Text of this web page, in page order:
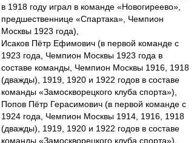
в 1918 году играл в команде «Новогиреево»,
предшественнице «Спартака», Чемпион
Москвы 1923 года),
Исаков Пётр Ефимович (в первой команде с
1923 года, Чемпион Москвы 1923 года в
составе команды, Чемпион Москвы 1916, 1918
(дважды), 1919, 1920 и 1922 годов в составе
команды «Замоскворецкого клуба спорта»),
Попов Пётр Герасимович (в первой команде с
1924 года, Чемпион Москвы 1914, 1916, 1918
(дважды), 1919, 1920 и 1922 годов в составе
команды «Замоскворецкого клуба спорта»),